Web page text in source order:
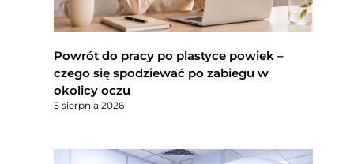
Powrót do pracy po plastyce powiek –
czego się spodziewać po zabiegu w
okolicy oczu
5 sierpnia 2026